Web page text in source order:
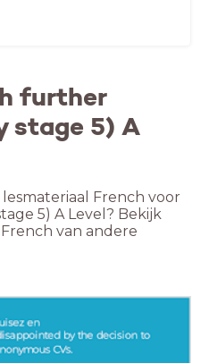
further
stage 5) A
French voor
5) A Level? Bekijk
van andere